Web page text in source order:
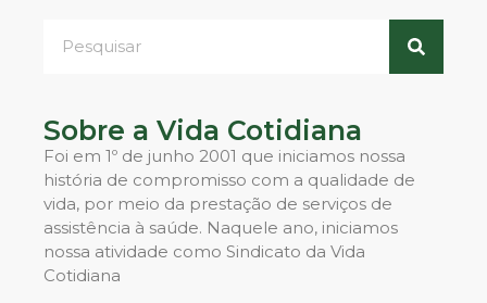
Sobre a Vida Cotidiana
Foi em 1º de junho 2001 que iniciamos nossa
história de compromisso com a qualidade de
vida, por meio da prestação de serviços de
assistência à saúde. Naquele ano, iniciamos
nossa atividade como Sindicato da Vida
Cotidiana